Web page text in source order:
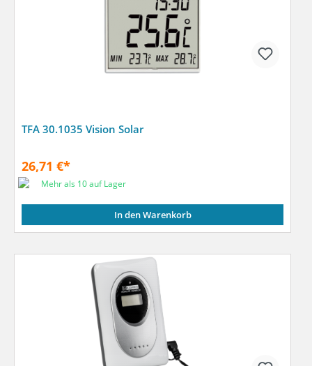
TFA 30.1035 Vision Solar
26,71 €*
Mehr als 10 auf Lager
In den Warenkorb